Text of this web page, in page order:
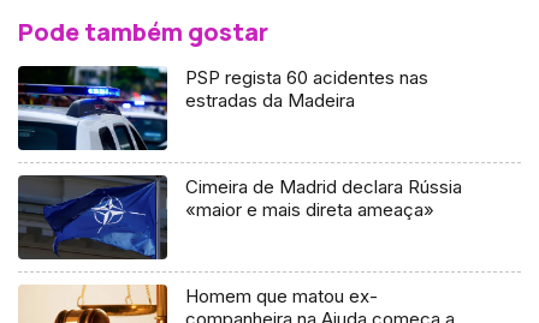
Pode também gostar
PSP regista 60 acidentes nas
estradas da Madeira
Cimeira de Madrid declara Rússia
«maior e mais direta ameaça»
Homem que matou ex-